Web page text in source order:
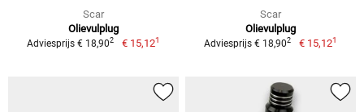
Scar
Olievulplug
Adviesprijs € 18,902 € 15,121
Scar
Olievulplug
Adviesprijs € 18,902 € 15,121